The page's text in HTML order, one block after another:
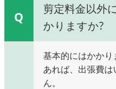
Q
剪定料金以外
かりますか?
基本的にはかか
あれば、出張費
ん。